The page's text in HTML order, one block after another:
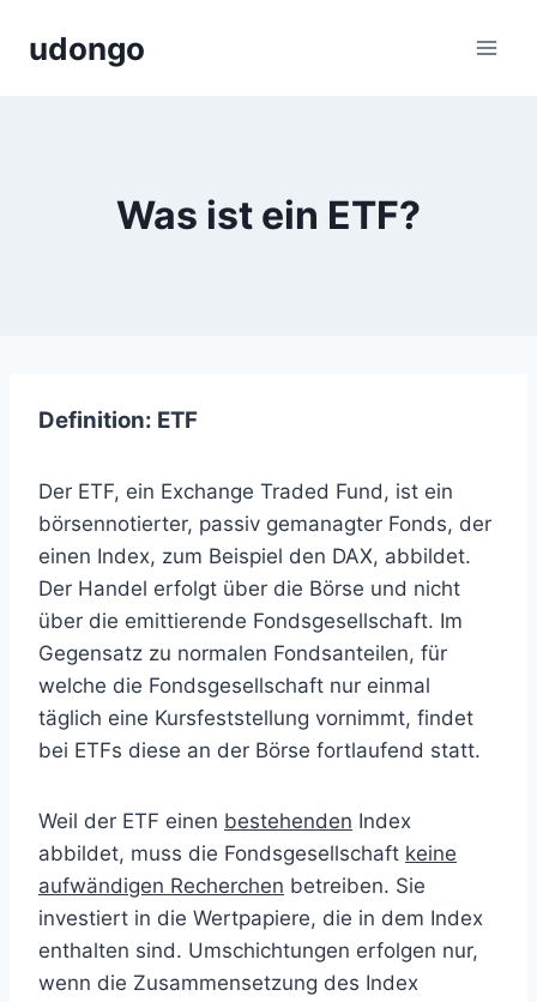
Inhaltudongo
Was ist ein ETF?
Definition: ETF
Der ETF, ein Exchange Traded Fund, ist ein
börsennotierter, passiv gemanagter Fonds, der
einen Index, zum Beispiel den DAX, abbildet.
Der Handel erfolgt über die Börse und nicht
über die emittierende Fondsgesellschaft. Im
Gegensatz zu normalen Fondsanteilen, für
welche die Fondsgesellschaft nur einmal
täglich eine Kursfeststellung vornimmt, findet
bei ETFs diese an der Börse fortlaufend statt.
Weil der ETF einen bestehenden Index
abbildet, muss die Fondsgesellschaft keine
aufwändigen Recherchen betreiben. Sie
investiert in die Wertpapiere, die in dem Index
enthalten sind. Umschichtungen erfolgen nur,
wenn die Zusammensetzung des Index